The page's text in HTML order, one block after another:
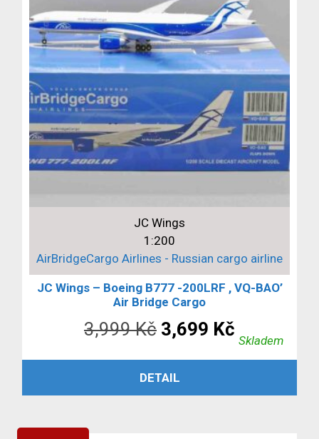
JC Wings
1:200
AirBridgeCargo Airlines - Russian cargo airline
JC Wings – Boeing B777 -200LRF , VQ-BAO’
Air Bridge Cargo
3,999Kč Původní
cena
byla:
3,699 Kč
cena
Skladem
PŘIDAT DO KOŠÍKU
DETAIL